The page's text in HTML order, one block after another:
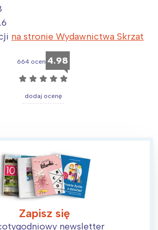
na stronie Wydawnictwa Skrzat
664 ocen 4.98
☆ ☆ ☆ ☆ ☆
dodaj ocenę
Zapisz się
newsletter